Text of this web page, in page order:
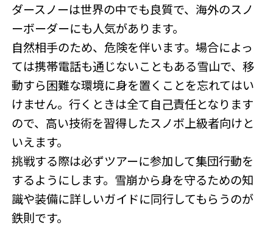
ダースノーは世界の中でも良質で、海外のスノ
ーボーダーにも人気があります。
自然相手のため、危険を伴います。場合によっ
ては携帯電話も通じないこともある雪山で、移
動すら困難な環境に身を置くことを忘れてはい
けません。行くときは全て自己責任となります
ので、高い技術を習得したスノボ上級者向けと
いえます。
挑戦する際は必ずツアーに参加して集団行動を
するようにします。雪崩から身を守るための知
識や装備に詳しいガイドに同行してもらうのが
鉄則です。